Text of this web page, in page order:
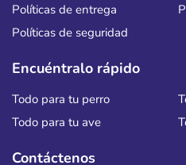
Políticas de entrega
Políticas de seguridad
Encuéntralo rápido
Todo para tu perro
Todo para tu ave
Contáctenos